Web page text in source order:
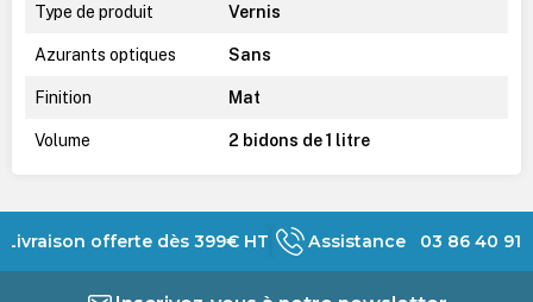
Type de produit Vernis
Azurants optiques Sans
Finition Mat
Volume 2 bidons de 1 litre
Livraison offerte dès 399€ HT Assistance 03 86 40 91